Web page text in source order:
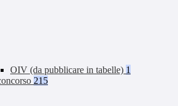
OIV (da pubblicare in tabelle) 1
215